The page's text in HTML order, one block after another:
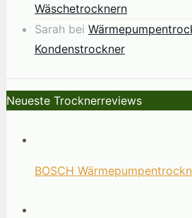
Wäschetrocknern
Sarah bei
Kondenstrockner
Neueste Trocknerreviews
BOSCH